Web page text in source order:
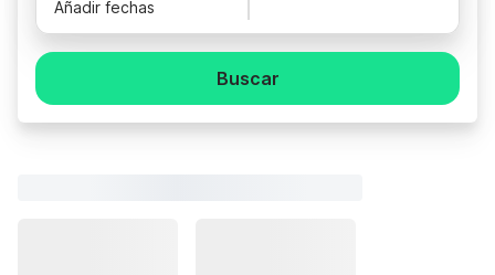
Añadir fechas
Buscar